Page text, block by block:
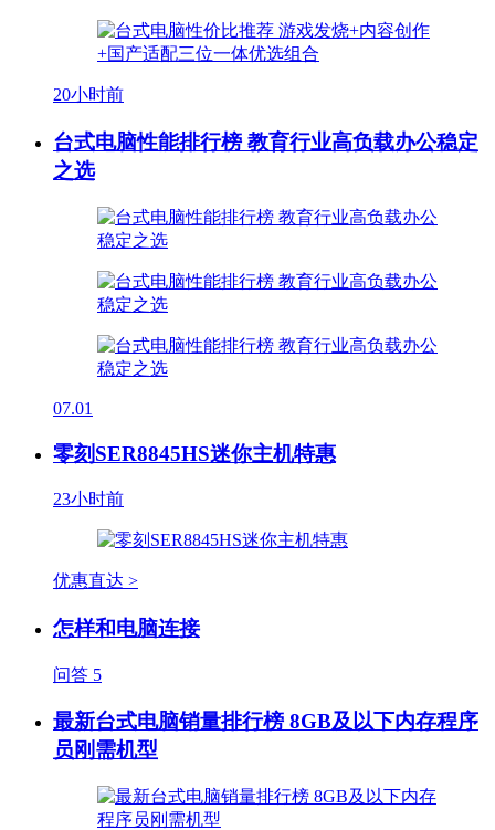
20小时前
台式电脑性能排行榜 教育行业高负载办公稳定
之选
07.01
零刻SER8845HS迷你主机特惠
23小时前
优惠直达 >
怎样和电脑连接
问答 5
最新台式电脑销量排行榜 8GB及以下内存程序
员刚需机型